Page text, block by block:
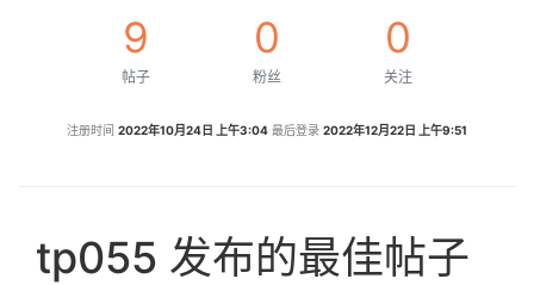
9
帖子
0
粉丝
0
关注
注册时间 2022年10月24日 上午3:04 最后登录 2022年12月22日 上午9:51
tp055 发布的最佳帖子